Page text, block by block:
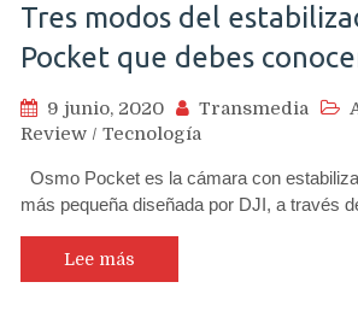
Tres modos del
Pocket que debes
9 junio, 2020 Transmedia
Review / Tecnología
Osmo Pocket es la cámara con
más pequeña diseñada por DJI, a través
Lee más